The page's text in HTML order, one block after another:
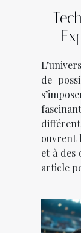
de
ouvrent
et à des
article